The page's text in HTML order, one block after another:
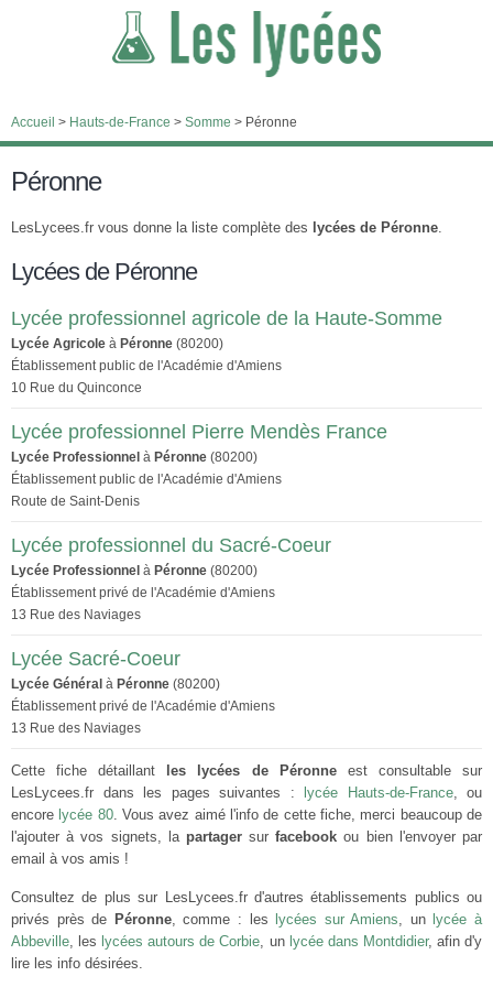
Accueil > Hauts-de-France > Somme > Péronne
Péronne
LesLycees.fr vous donne la liste complète des lycées de Péronne.
Lycées de Péronne
Lycée professionnel agricole de la Haute-Somme
Lycée Agricole à Péronne (80200)
Établissement public de l'Académie d'Amiens
10 Rue du Quinconce
Lycée professionnel Pierre Mendès France
Lycée Professionnel à Péronne (80200)
Établissement public de l'Académie d'Amiens
Route de Saint-Denis
Lycée professionnel du Sacré-Coeur
Lycée Professionnel à Péronne (80200)
Établissement privé de l'Académie d'Amiens
13 Rue des Naviages
Lycée Sacré-Coeur
Lycée Général à Péronne (80200)
Établissement privé de l'Académie d'Amiens
13 Rue des Naviages
Cette fiche détaillant les lycées de Péronneest consultable sur
LesLycees.fr dans les pages suivantes :
lycée Hauts-de-France, ou
encore lycée 80. Vous avez aimé l'info de cette fiche, merci beaucoup de
l'ajouter à vos signets, la partagersurfacebook ou bien l'envoyer par
email à vos amis !
Consultez de plus sur LesLycees.fr d'autres établissements publics ou
privés près de Péronne, comme : les lycées sur Amiens, un lycée à
Abbeville, les lycées autours de Corbie, un lycée dans Montdidier, afin d'y
lire les info désirées.